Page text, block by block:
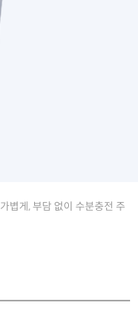
볍게, 부담 없이 수분충전 주